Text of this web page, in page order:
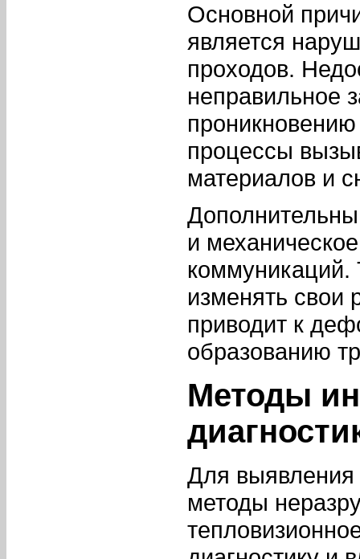
Основной
является
проходов.
неправильное
процессы
материалов и
и
коммуникаций.
изменять свои
приводит к
образованию
Методы
Для
методы